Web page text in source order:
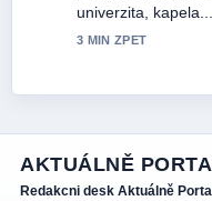
univerzita,
3 MIN ZPET
AKTUÁLNĚ
Redakcni desk Aktuálně